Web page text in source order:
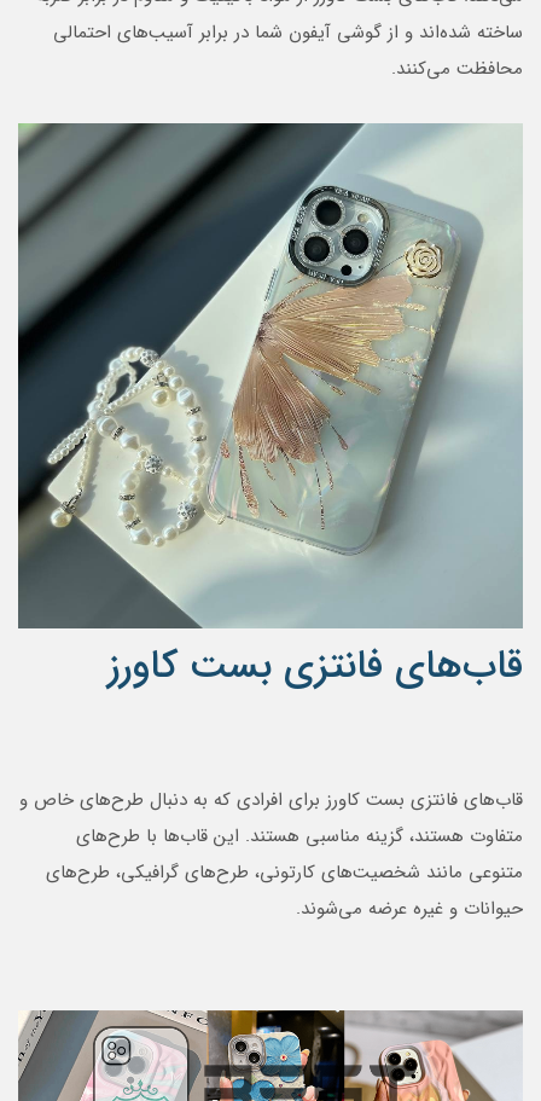
ساخته شده‌اند و از گوشی آیفون شما در برابر آسیب‌های احتمالی
محافظت می‌کنند.
قاب‌های فانتزی بست کاورز
قاب‌های فانتزی بست کاورز برای افرادی که به دنبال طرح‌های خاص و
متفاوت هستند، گزینه مناسبی هستند. این قاب‌ها با طرح‌های
متنوعی مانند شخصیت‌های کارتونی، طرح‌های گرافیکی، طرح‌های
حیوانات و غیره عرضه می‌شوند.